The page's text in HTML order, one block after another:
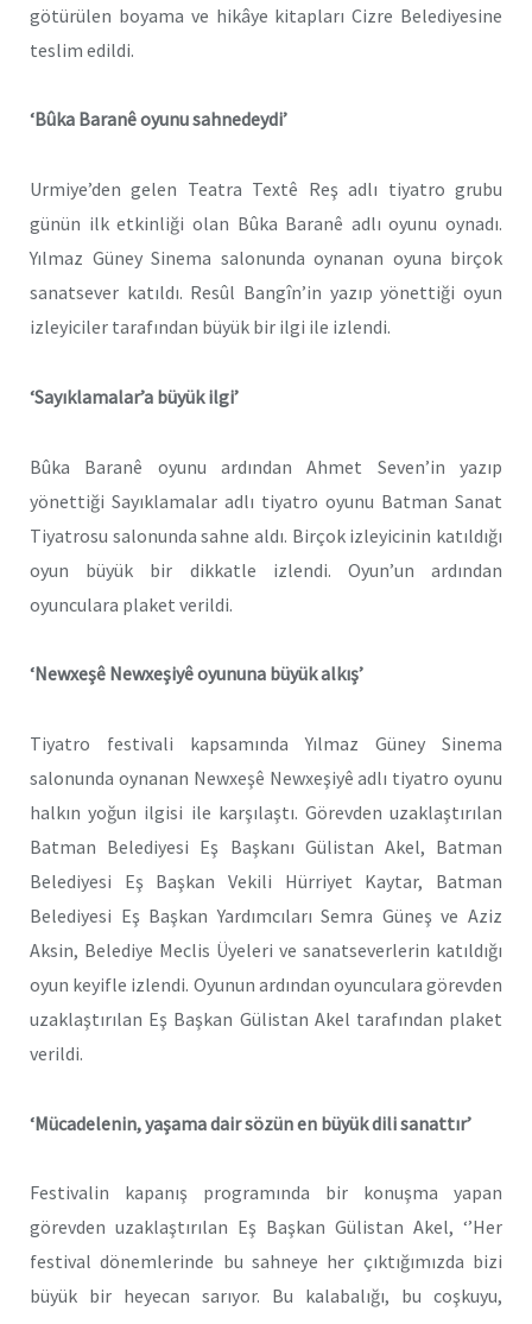
götürülen boyama ve hikâye kitapları Cizre Belediyesine
teslim edildi.
‘Bûka Baranê oyunu sahnedeydi’
Urmiye’den gelen Teatra Textê Reş adlı tiyatro grubu
günün ilk etkinliği olan Bûka Baranê adlı oyunu oynadı.
Yılmaz Güney Sinema salonunda oynanan oyuna birçok
sanatsever katıldı. Resûl Bangîn’in yazıp yönettiği oyun
izleyiciler tarafından büyük bir ilgi ile izlendi.
‘Sayıklamalar’a büyük ilgi’
Bûka Baranê oyunu ardından Ahmet Seven’in yazıp
yönettiği Sayıklamalar adlı tiyatro oyunu Batman Sanat
Tiyatrosu salonunda sahne aldı. Birçok izleyicinin katıldığı
oyun büyük bir dikkatle izlendi. Oyun’un ardından
oyunculara plaket verildi.
‘Newxeşê Newxeşiyê oyununa büyük alkış’
Tiyatro festivali kapsamında Yılmaz Güney Sinema
salonunda oynanan Newxeşê Newxeşiyê adlı tiyatro oyunu
halkın yoğun ilgisi ile karşılaştı. Görevden uzaklaştırılan
Batman Belediyesi Eş Başkanı Gülistan Akel, Batman
Belediyesi Eş Başkan Vekili Hürriyet Kaytar, Batman
Belediyesi Eş Başkan Yardımcıları Semra Güneş ve Aziz
Aksin, Belediye Meclis Üyeleri ve sanatseverlerin katıldığı
oyun keyifle izlendi. Oyunun ardından oyunculara görevden
uzaklaştırılan Eş Başkan Gülistan Akel tarafından plaket
verildi.
‘Mücadelenin, yaşama dair sözün en büyük dili sanattır’
Festivalin kapanış programında bir konuşma yapan
görevden uzaklaştırılan Eş Başkan Gülistan Akel, ‘’Her
festival dönemlerinde bu sahneye her çıktığımızda bizi
büyük bir heyecan sarıyor. Bu kalabalığı, bu coşkuyu,